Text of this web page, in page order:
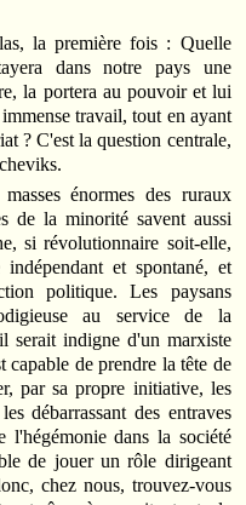
la première fois : Quelle
dans notre pays une
la portera au pouvoir et lui
travail, tout en ayant
? C'est la question centrale,
énormes des ruraux
de la minorité savent aussi
si révolutionnaire soit‑elle,
et spontané, et
politique. Les paysans
au service de la
serait indigne d'un marxiste
capable de prendre la tête de
par sa propre initiative, les
débarrassant des entraves
l'hégémonie dans la société
de jouer un rôle dirigeant
chez nous, trouvez‑vous